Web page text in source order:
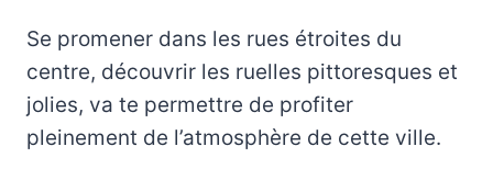
Se promener dans les rues étroites du
centre, découvrir les ruelles pittoresques et
jolies, va te permettre de profiter
pleinement de l’atmosphère de cette ville.